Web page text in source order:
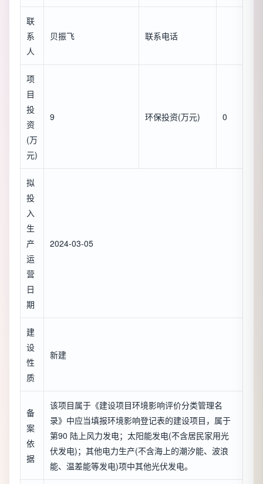
联
系
人
贝振飞 联系电话
项
目
投
资
(万
元)
9 环保投资(万元) 0
拟
投
入
生
产
运
营
日
期
2024-03-05
建
设
性
质
新建
备
案
依
据
该项目属于《建设项目环境影响评价分类管理名
录》中应当填报环境影响登记表的建设项目，属于
第90 陆上风力发电；太阳能发电(不含居民家用光
伏发电)；其他电力生产(不含海上的潮汐能、波浪
能、温差能等发电)项中其他光伏发电。